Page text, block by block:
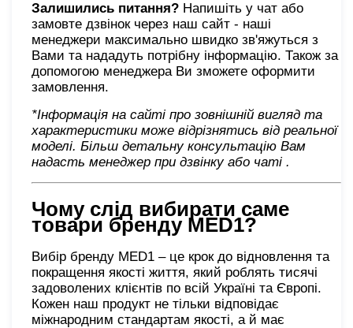
Залишились питання? Напишіть у чат або
замовте дзвінок через наш сайт - наші
менеджери максимально швидко зв'яжуться з
Вами та нададуть потрібну інформацію. Також за
допомогою менеджера Ви зможете оформити
замовлення.
*Інформація на сайті про зовнішній вигляд та
характеристики може відрізнятись від реальної
моделі. Більш детальну консультацію Вам
надасть менеджер при дзвінку або чаті .
Чому слід вибирати саме
товари бренду MED1?
Вибір бренду MED1 – це крок до відновлення та
покращення якості життя, який роблять тисячі
задоволених клієнтів по всій Україні та Європі.
Кожен наш продукт не тільки відповідає
міжнародним стандартам якості, а й має